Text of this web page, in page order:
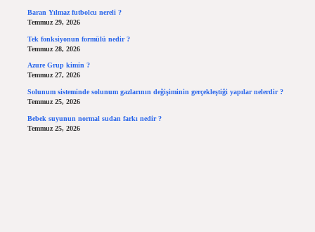
Baran Yılmaz futbolcu nereli ?
Temmuz 29, 2026
Tek fonksiyonun formülü nedir ?
Temmuz 28, 2026
Azure Grup kimin ?
Temmuz 27, 2026
Solunum sisteminde solunum gazlarının değişiminin gerçekleştiği yapılar nelerdir ?
Temmuz 25, 2026
Bebek suyunun normal sudan farkı nedir ?
Temmuz 25, 2026